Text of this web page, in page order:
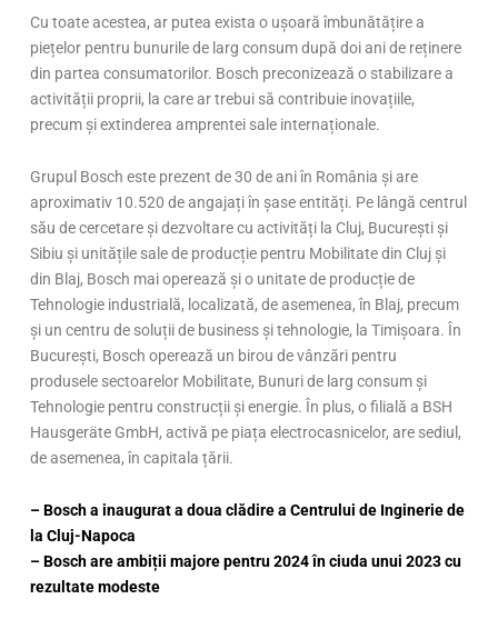
Cu toate acestea, ar putea exista o ușoară îmbunătățire a
piețelor pentru bunurile de larg consum după doi ani de reținere
din partea consumatorilor. Bosch preconizează o stabilizare a
activității proprii, la care ar trebui să contribuie inovațiile,
precum și extinderea amprentei sale internaționale.
Grupul Bosch este prezent de 30 de ani în România și are
aproximativ 10.520 de angajați în șase entități. Pe lângă centrul
său de cercetare și dezvoltare cu activități la Cluj, București și
Sibiu și unitățile sale de producție pentru Mobilitate din Cluj și
din Blaj, Bosch mai operează și o unitate de producție de
Tehnologie industrială, localizată, de asemenea, în Blaj, precum
și un centru de soluții de business și tehnologie, la Timișoara. În
București, Bosch operează un birou de vânzări pentru
produsele sectoarelor Mobilitate, Bunuri de larg consum și
Tehnologie pentru construcții și energie. În plus, o filială a BSH
Hausgeräte GmbH, activă pe piața electrocasnicelor, are sediul,
de asemenea, în capitala țării.
– Bosch a inaugurat a doua clădire a Centrului de Inginerie de
la Cluj-Napoca
– Bosch are ambiții majore pentru 2024 în ciuda unui 2023 cu
rezultate modeste